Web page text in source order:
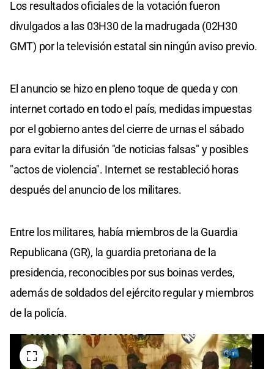
Los resultados oficiales de la votación fueron
divulgados a las 03H30 de la madrugada (02H30
GMT) por la televisión estatal sin ningún aviso previo.
El anuncio se hizo en pleno toque de queda y con
internet cortado en todo el país, medidas impuestas
por el gobierno antes del cierre de urnas el sábado
para evitar la difusión "de noticias falsas" y posibles
"actos de violencia". Internet se restableció horas
después del anuncio de los militares.
Entre los militares, había miembros de la Guardia
Republicana (GR), la guardia pretoriana de la
presidencia, reconocibles por sus boinas verdes,
además de soldados del ejército regular y miembros
de la policía.